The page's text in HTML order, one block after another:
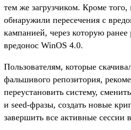
тем же загрузчиком. Кроме того,
обнаружили пересечения с
кампанией, через которую ранее
вредонос WinOS 4.0.
Пользователям, которые
фальшивого репозитория,
переустановить систему,
и seed-фразы, создать новые
завершить все активные сессии